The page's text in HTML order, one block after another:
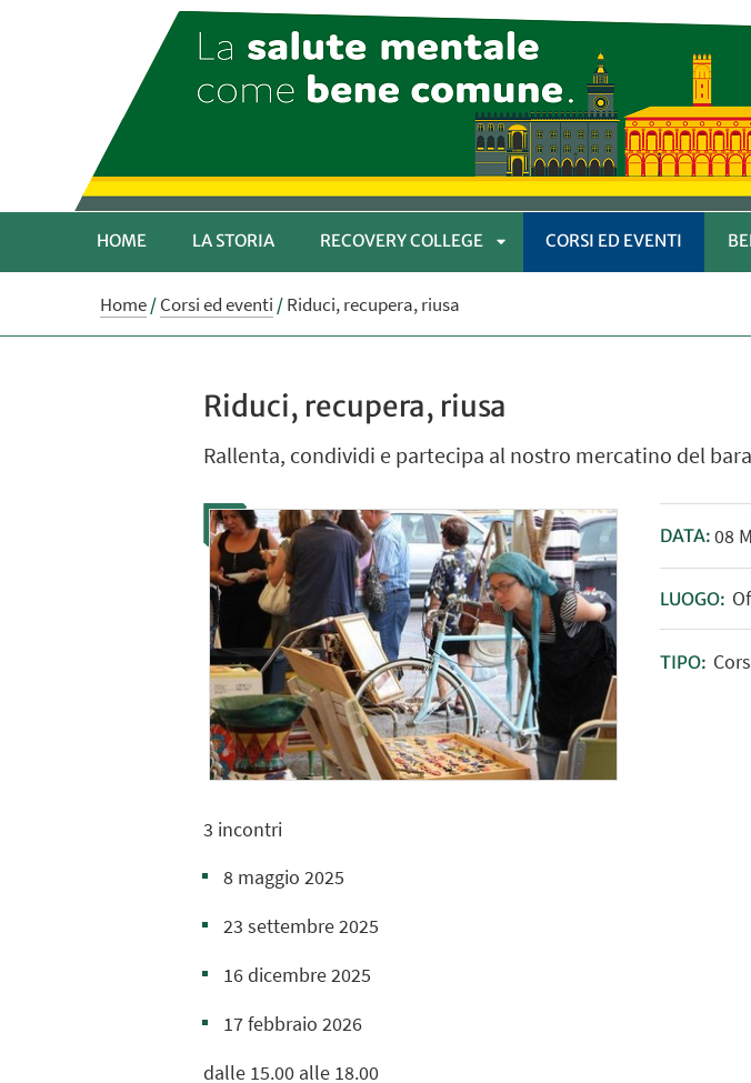
HOME LA STORIA RECOVERY COLLEGE CORSI ED EVENTI
Home/Corsi ed eventi /Riduci, recupera, riusa
Riduci, recupera, riusa
Rallenta, condividi e partecipa al nostro mercatino del
DATA: 08
LUOGO:
TIPO:
3 incontri
8 maggio 2025
23 settembre 2025
16 dicembre 2025
17 febbraio 2026
dalle 15.00 alle 18.00